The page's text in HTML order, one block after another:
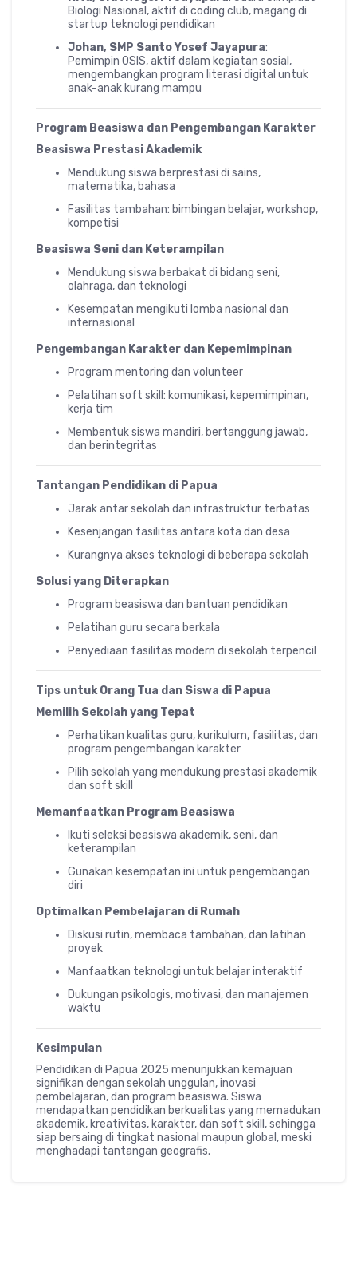
Biologi Nasional, aktif di coding club, magang di
startup teknologi pendidikan
Johan, SMP Santo Yosef Jayapura:
Pemimpin OSIS, aktif dalam kegiatan sosial,
mengembangkan program literasi digital untuk
anak-anak kurang mampu
Program Beasiswa dan Pengembangan Karakter
Beasiswa Prestasi Akademik
Mendukung siswa berprestasi di sains,
matematika, bahasa
Fasilitas tambahan: bimbingan belajar, workshop,
kompetisi
Beasiswa Seni dan Keterampilan
Mendukung siswa berbakat di bidang seni,
olahraga, dan teknologi
Kesempatan mengikuti lomba nasional dan
internasional
Pengembangan Karakter dan Kepemimpinan
Program mentoring dan volunteer
Pelatihan soft skill: komunikasi, kepemimpinan,
kerja tim
Membentuk siswa mandiri, bertanggung jawab,
dan berintegritas
Tantangan Pendidikan di Papua
Jarak antar sekolah dan infrastruktur terbatas
Kesenjangan fasilitas antara kota dan desa
Kurangnya akses teknologi di beberapa sekolah
Solusi yang Diterapkan
Program beasiswa dan bantuan pendidikan
Pelatihan guru secara berkala
Penyediaan fasilitas modern di sekolah terpencil
Tips untuk Orang Tua dan Siswa di Papua
Memilih Sekolah yang Tepat
Perhatikan kualitas guru, kurikulum, fasilitas, dan
program pengembangan karakter
Pilih sekolah yang mendukung prestasi akademik
dan soft skill
Memanfaatkan Program Beasiswa
Ikuti seleksi beasiswa akademik, seni, dan
keterampilan
Gunakan kesempatan ini untuk pengembangan
diri
Optimalkan Pembelajaran di Rumah
Diskusi rutin, membaca tambahan, dan latihan
proyek
Manfaatkan teknologi untuk belajar interaktif
Dukungan psikologis, motivasi, dan manajemen
waktu
Kesimpulan
Pendidikan di Papua 2025 menunjukkan kemajuan
signifikan dengan sekolah unggulan, inovasi
pembelajaran, dan program beasiswa. Siswa
mendapatkan pendidikan berkualitas yang memadukan
akademik, kreativitas, karakter, dan soft skill, sehingga
siap bersaing di tingkat nasional maupun global, meski
menghadapi tantangan geografis.